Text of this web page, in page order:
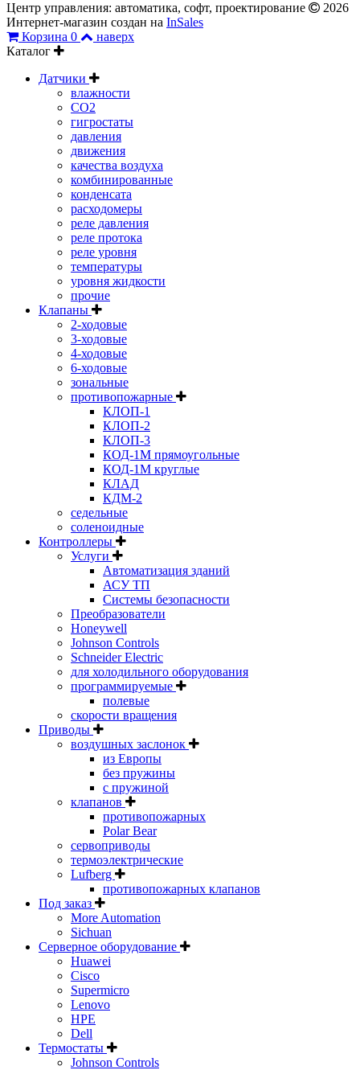
Центр управления: автоматика, софт, проектирование
2026
Интернет-магазин создан на InSales
Корзина 0
наверх
Каталог
Датчики
влажности
CO2
гигростаты
давления
движения
качества воздуха
комбинированные
конденсата
расходомеры
реле давления
реле протока
реле уровня
температуры
уровня жидкости
прочие
Клапаны
2-ходовые
3-ходовые
4-ходовые
6-ходовые
зональные
противопожарные
КЛОП-1
КЛОП-2
КЛОП-3
КОД-1М прямоугольные
КОД-1М круглые
КЛАД
КДМ-2
седельные
соленоидные
Контроллеры
Услуги
Автоматизация зданий
АСУ ТП
Системы безопасности
Преобразователи
Honeywell
Johnson Controls
Schneider Electric
для холодильного оборудования
программируемые
полевые
скорости вращения
Приводы
воздушных заслонок
из Европы
без пружины
с пружиной
клапанов
противопожарных
Polar Bear
сервоприводы
термоэлектрические
Lufberg
противопожарных клапанов
Под заказ
More Automation
Sichuan
Серверное оборудование
Huawei
Cisco
Supermicro
Lenovo
HPE
Dell
Термостаты
Johnson Controls